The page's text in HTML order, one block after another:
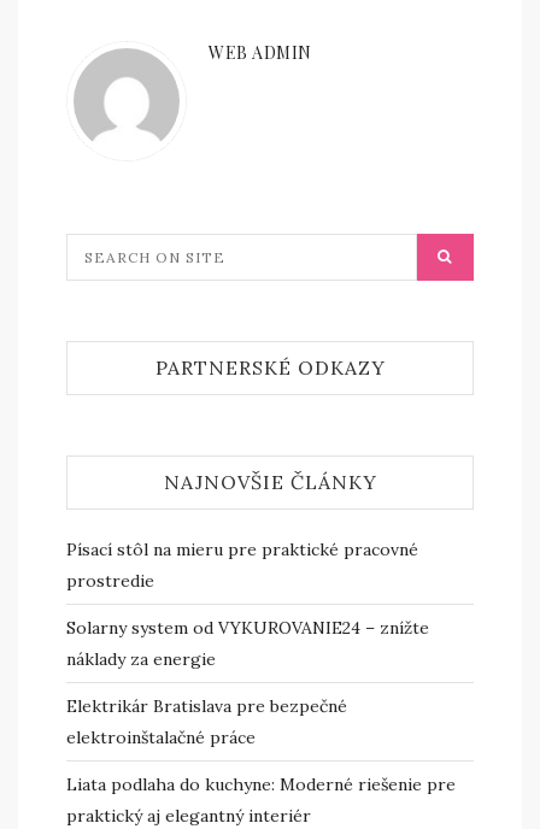
WEB ADMIN
PARTNERSKÉ ODKAZY
NAJNOVŠIE ČLÁNKY
Písací stôl na mieru pre praktické pracovné
prostredie
Solarny system od VYKUROVANIE24 – znížte
náklady za energie
Elektrikár Bratislava pre bezpečné
elektroinštalačné práce
Liata podlaha do kuchyne: Moderné riešenie pre
praktický aj elegantný interiér